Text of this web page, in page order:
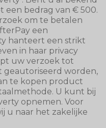
een bedrag van € 500.
om te betalen
een
hanteert een strikt
in haar privacy
uw verzoek tot
geautoriseerd worden,
te kopen product
U kunt bij
opnemen. Voor
u naar het zakelijke